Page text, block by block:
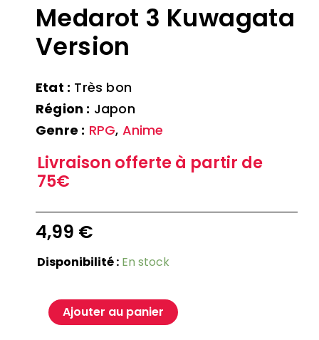
Medarot 3 Kuwagata
Version
Etat : Très bon
Région : Japon
Genre : RPG, Anime
Livraison offerte à partir de
75€
4,99 €
Disponibilité : En stock
Ajouter au panier